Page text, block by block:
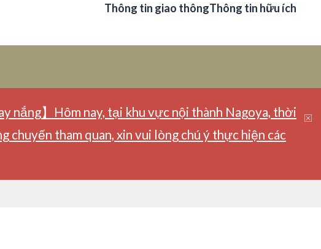
Thông tin giao thôngThông tin hữu ích
nắng】Hôm nay, tại khu vực nội thành Nagoya, thời
tham quan, xin vui lòng chú ý thực hiện các